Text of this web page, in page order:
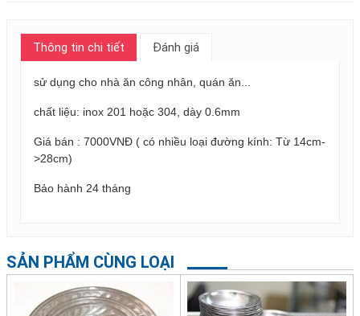
Thông tin chi tiết Đánh giá
sử dụng cho nhà ăn công nhân, quán ăn...
chất liệu: inox 201 hoặc 304, dày 0.6mm
Giá bán : 7000VNĐ ( có nhiều loại đường kính: Từ 14cm-
>28cm)
Bảo hành 24 tháng
SẢN PHẨM CÙNG LOẠI